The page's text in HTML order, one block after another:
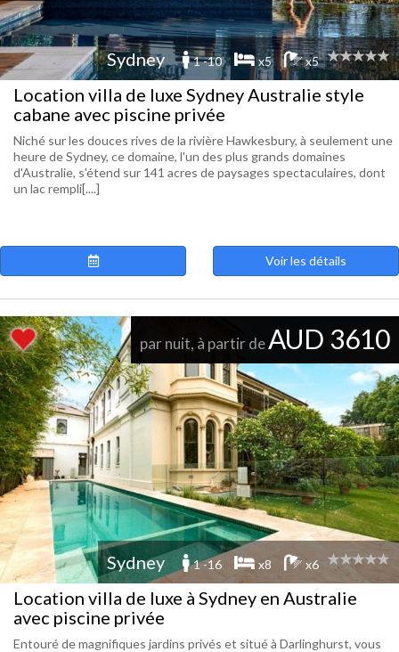
Sydney 1 -10 x5 x5
Location villa de luxe Sydney Australie style
cabane avec piscine privée
Niché sur les douces rives de la rivière Hawkesbury, à seulement une
heure de Sydney, ce domaine, l'un des plus grands domaines
d'Australie, s'étend sur 141 acres de paysages spectaculaires, dont
un lac rempli[....]
Voir les détails
par nuit, à partir deAUD 3610
Sydney 1 -16 x8 x6
Location villa de luxe à Sydney en Australie
avec piscine privée
Entouré de magnifiques jardins privés et situé à Darlinghurst, vous